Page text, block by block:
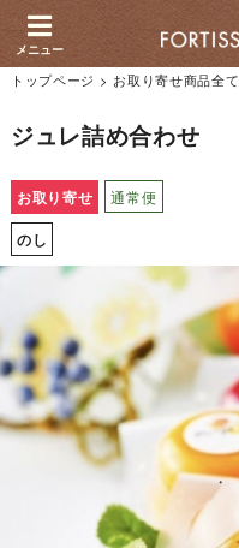
メニュー
トップページ > お取り寄せ商品全て
ジュレ詰め合わせ
お取り寄せ 通常便
のし